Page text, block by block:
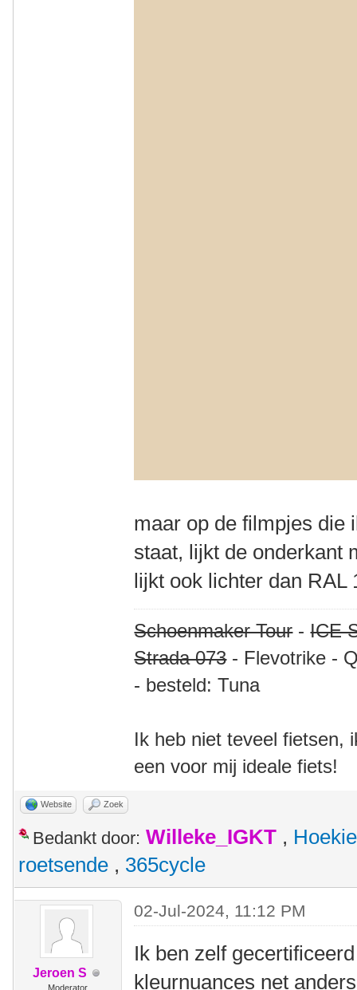
maar op de filmpjes die
staat, lijkt de onderkant
lijkt ook lichter dan RAL
Schoenmaker Tour-ICE
Strada 073- Flevotrike -
- besteld: Tuna
Ik heb niet teveel fietsen,
een voor mij ideale fiets!
Website Zoek
Bedankt door: Willeke_IGKT , Hoekie
roetsende , 365cycle
Jeroen S
Moderator
02-Jul-2024, 11:12 PM
Ik ben zelf
kleurnuances net